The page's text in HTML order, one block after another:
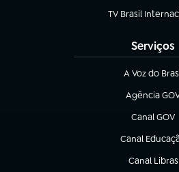
TV Brasil
(abre em nova
Serviços
A Voz do
(abre em
Agência
(abre em
Canal GOV
(abre em
Canal
(abre em nova
Canal Libras
(abre em